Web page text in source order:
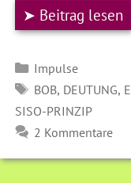
➤ Beitrag lesen
Kategorien
Impulse
SCHLAGWÖRTER
BOB, DEUTUNG,
SISO-PRINZIP
2 Kommentare